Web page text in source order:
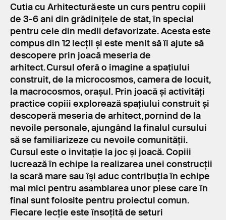
Cutia cu Arhitectură este un curs pentru copiii
de 3-6 ani din grădinițele de stat, în special
pentru cele din medii defavorizate. Acesta este
compus din 12 lecții și este menit să îi ajute să
descopere prin joacă meseria de
arhitect. Cursul oferă o imagine a spațiului
construit, de la microcosmos, camera de locuit,
la macrocosmos, orașul. Prin joacă și activități
practice copiii explorează spațiului construit și
descoperă meseria de arhitect, pornind de la
nevoile personale, ajungând la finalul cursului
să se familiarizeze cu nevoile comunității.
Cursul este o invitație la joc și joacă. Copiii
lucrează în echipe la realizarea unei construcții
la scară mare sau își aduc contribuția în echipe
mai mici pentru asamblarea unor piese care în
final sunt folosite pentru proiectul comun.
Fiecare lecție este însoțită de seturi